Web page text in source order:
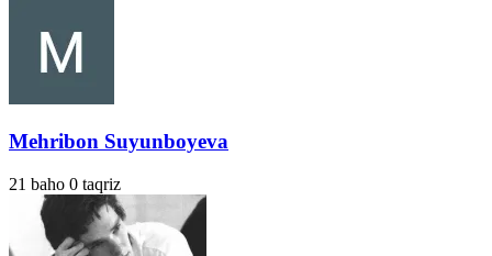
Mehribon Suyunboyeva
21 baho 0 taqriz